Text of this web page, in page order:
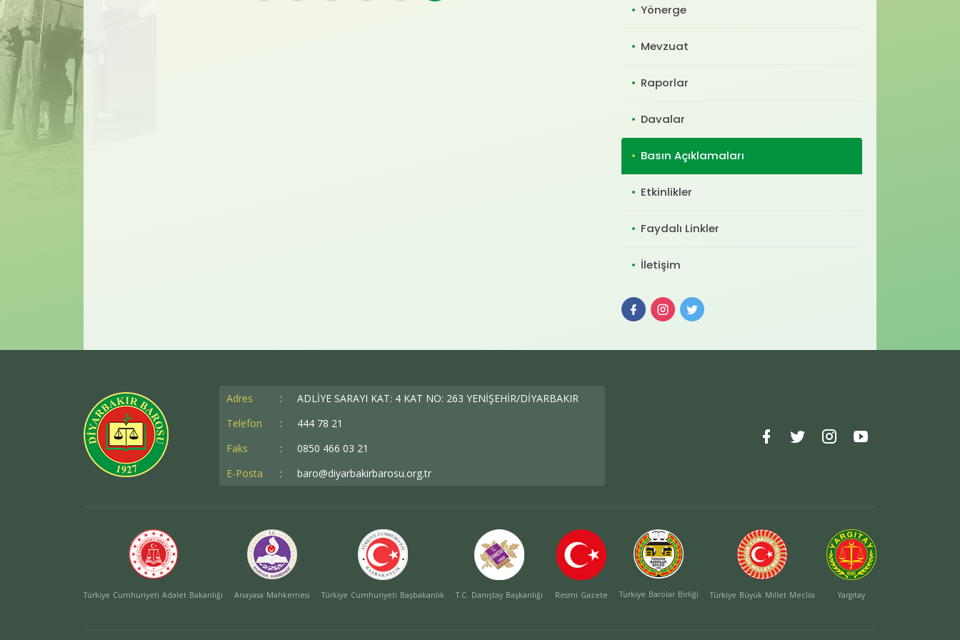
Yönerge
Mevzuat
Raporlar
Davalar
Basın Açıklamaları
Etkinlikler
Faydalı Linkler
İletişim
Adres :
ADLİYE SARAYI KAT: 4 KAT NO: 263 YENİŞEHİR/DİYARBAKIR
Telefon
:
444 78 21
Faks
:
0850 466 03 21
E-Posta
: baro@diyarbakirbarosu.org.tr
Türkiye Cumhuriyeti Adalet Bakanlığı Anayasa Mahkemesi Türkiye Cumhuriyeti Başbakanlık T.C. Danıştay Başkanlığı Resmi Gazete Türkiye Barolar Birliği Türkiye Büyük Millet Meclisi Yargıtay